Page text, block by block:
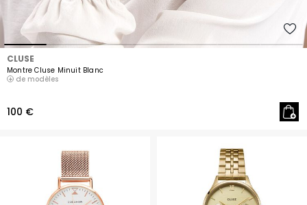
CLUSE
Montre Cluse Minuit Blanc
de modèles
100 €